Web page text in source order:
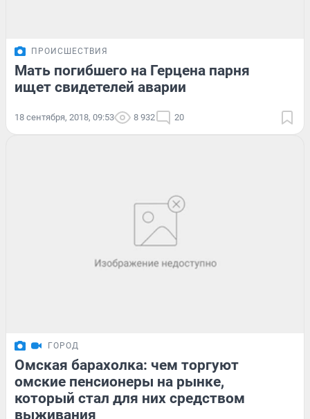
ПРОИСШЕСТВИЯ
Мать погибшего на Герцена парня
ищет свидетелей аварии
18 сентября, 2018, 09:53 8 932 20
ГОРОД
Омская барахолка: чем торгуют
омские пенсионеры на рынке,
который стал для них средством
выживания